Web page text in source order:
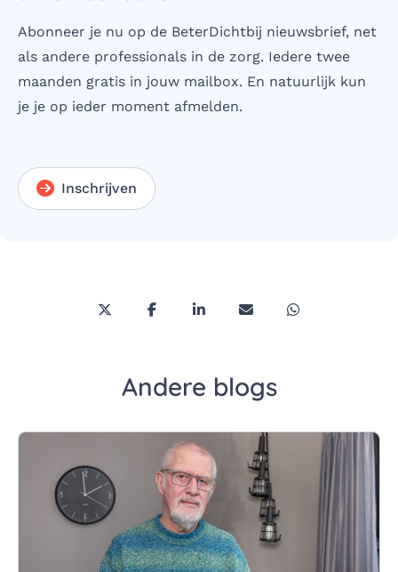
Abonneer je nu op de BeterDichtbij nieuwsbrief, net
als andere professionals in de zorg. Iedere twee
maanden gratis in jouw mailbox. En natuurlijk kun
je je op ieder moment afmelden.
Inschrijven
Deel deze pagina via Twitter/X
Deel deze pagina op Facebook
Deel deze pagina op
Deel deze pagina via
Deel deze
Andere blogs